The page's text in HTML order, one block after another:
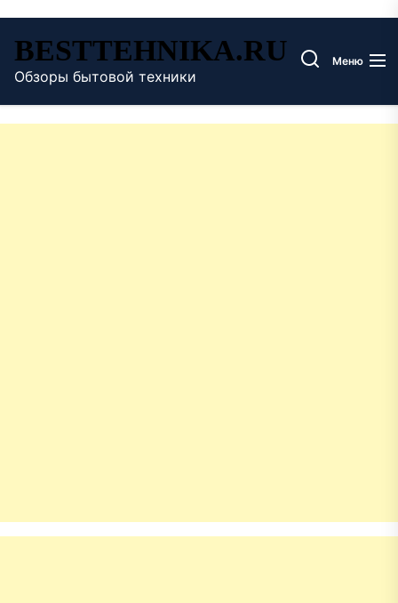
содержимому
BESTTEHNIKA.RU
Обзоры бытовой техники
Меню